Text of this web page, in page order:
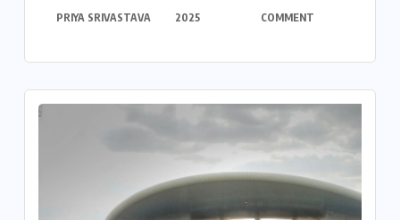
PRIYA SRIVASTAVA
2025
COMMENT